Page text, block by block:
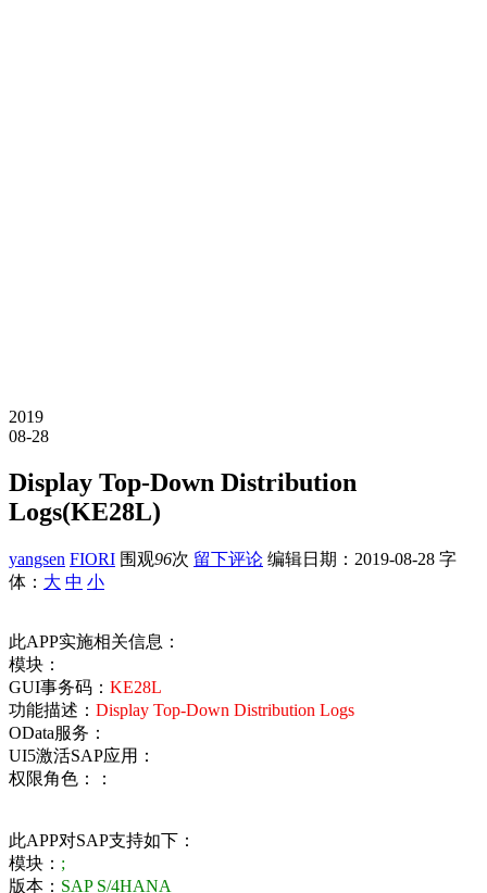
2019
08-28
Display Top-Down Distribution
Logs(KE28L)
yangsen FIORI 围观96次 留下评论 编辑日期： 2019-08-28 字
体： 大 中 小
此APP实施相关信息：
模块：
GUI事务码： KE28L
功能描述： Display Top-Down Distribution Logs
OData服务：
UI5激活SAP应用：
权限角色：：
此APP对SAP支持如下：
模块： ;
版本： SAP S/4HANA